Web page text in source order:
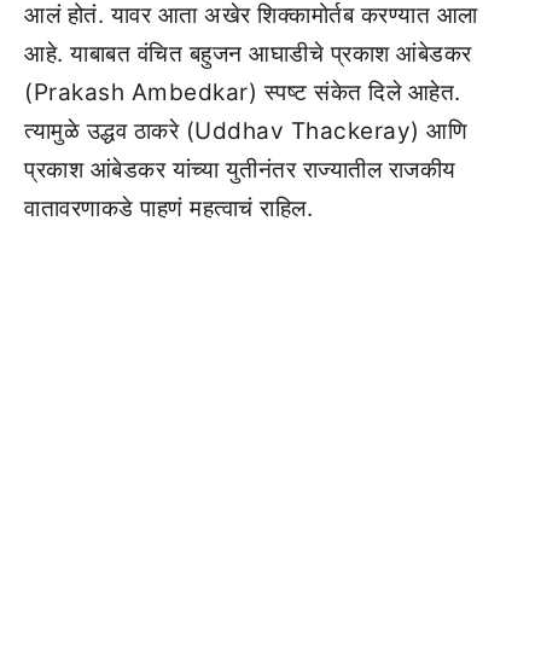
आलं होतं. यावर आता अखेर शिक्कामोर्तब करण्यात आला
आहे. याबाबत वंचित बहुजन आघाडीचे प्रकाश आंबेडकर
(Prakash Ambedkar) स्पष्ट संकेत दिले आहेत.
त्यामुळे उद्धव ठाकरे (Uddhav Thackeray) आणि
प्रकाश आंबेडकर यांच्या युतीनंतर राज्यातील राजकीय
वातावरणाकडे पाहणं महत्वाचं राहिल.